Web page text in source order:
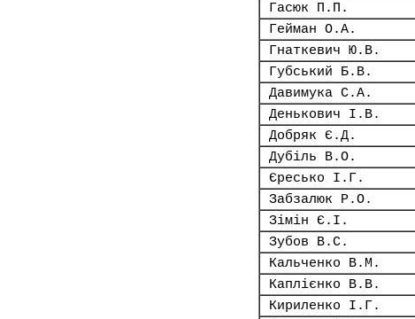
Гасюк П.П.
Гейман О.А.
Гнаткевич Ю.В.
Губський Б.В.
Давимука С.А.
Денькович І.В.
Добряк Є.Д.
Дубіль В.О.
Єресько І.Г.
Забзалюк Р.О.
Зімін Є.І.
Зубов В.С.
Кальченко В.М.
Каплієнко В.В.
Кириленко І.Г.